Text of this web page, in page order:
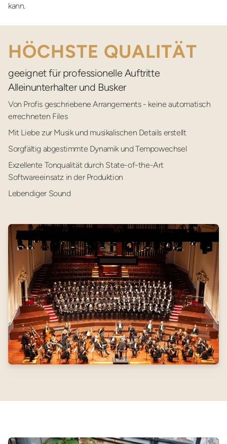
kann.
HÖCHSTE QUALITÄT
geeignet für professionelle Auftritte
Alleinunterhalter und Busker
Von Profis geschriebene Arrangements- keine automatisch
errechneten Files
Mit Liebe zur Musikund musikalischen Details erstellt
Sorgfältig abgestimmte Dynamik und Tempowechsel
Exzellente Tonqualitätdurch State-of-the-Art
Softwareeinsatz in der Produktion
Lebendiger Sound